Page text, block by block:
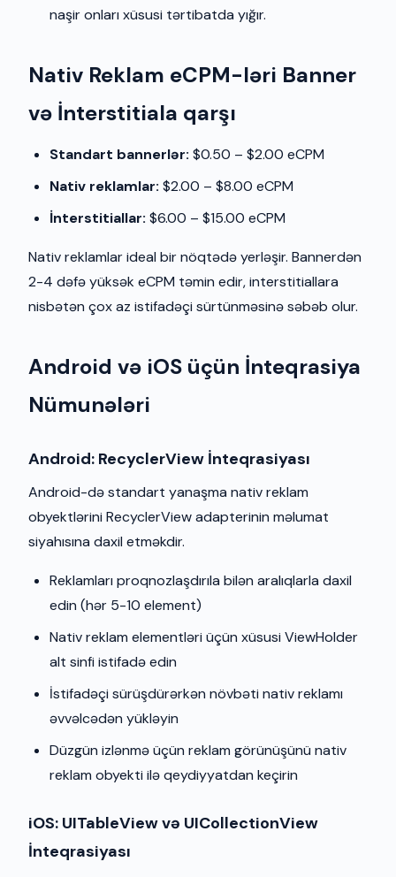
naşir onları xüsusi tərtibatda yığır.
Nativ Reklam eCPM-ləri Banner
və İnterstitiala qarşı
Standart bannerlər: $0.50 – $2.00 eCPM
Nativ reklamlar: $2.00 – $8.00 eCPM
İnterstitiallar: $6.00 – $15.00 eCPM
Nativ reklamlar ideal bir nöqtədə yerləşir. Bannerdən
2-4 dəfə yüksək eCPM təmin edir, interstitiallara
nisbətən çox az istifadəçi sürtünməsinə səbəb olur.
Android və iOS üçün İnteqrasiya
Nümunələri
Android: RecyclerView İnteqrasiyası
Android-də standart yanaşma nativ reklam
obyektlərini RecyclerView adapterinin məlumat
siyahısına daxil etməkdir.
Reklamları proqnozlaşdırıla bilən aralıqlarla daxil
edin (hər 5-10 element)
Nativ reklam elementləri üçün xüsusi ViewHolder
alt sinfi istifadə edin
İstifadəçi sürüşdürərkən növbəti nativ reklamı
əvvəlcədən yükləyin
Düzgün izlənmə üçün reklam görünüşünü nativ
reklam obyekti ilə qeydiyyatdan keçirin
iOS: UITableView və UICollectionView
İnteqrasiyası